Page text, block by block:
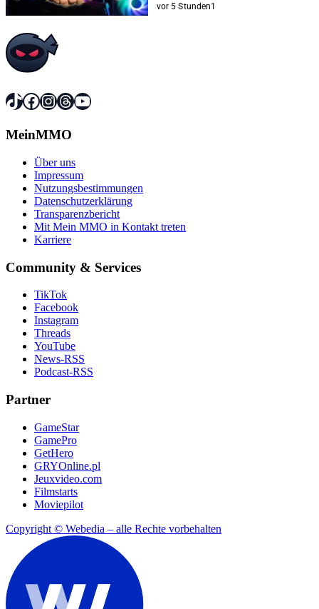
vor 5 Stunden1
TikTok
Facebook
Instagram
Threads
YouTube
MeinMMO
Über uns
Impressum
Nutzungsbestimmungen
Datenschutzerklärung
Transparenzbericht
Mit Mein MMO in Kontakt treten
Karriere
Community & Services
TikTok
Facebook
Instagram
Threads
YouTube
News-RSS
Podcast-RSS
Partner
GameStar
GamePro
GetHero
GRYOnline.pl
Jeuxvideo.com
Filmstarts
Moviepilot
Copyright © Webedia – alle Rechte vorbehalten